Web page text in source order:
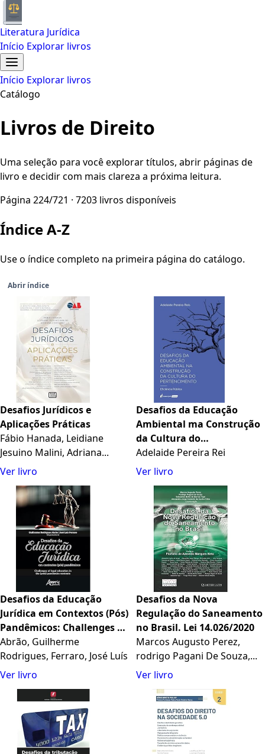
Literatura Jurídica
Início Explorar livros
Início Explorar livros
Catálogo
Livros de Direito
Uma seleção para você explorar títulos, abrir páginas de
livro e decidir com mais clareza a próxima leitura.
Página 224/721 · 7203 livros disponíveis
Índice A-Z
Use o índice completo na primeira página do catálogo.
Abrir índice
Desafios Jurídicos e
Aplicações Práticas
Fábio Hanada, Leidiane
Jesuino Malini, Adriana...
Ver livro
Desafios da Educação
Ambiental ma Construção
da Cultura do
Pertencimento - 2025
Adelaide Pereira Rei
Ver livro
Desafios da Educação
Jurídica em Contextos (Pós)
Pandêmicos: Challenges of
Legal Education in The
(Post) Pandemics Contexts
Abrão, Guilherme
Rodrigues, Ferraro, José Luís
Ver livro
Desafios da Nova
Regulação do Saneamento
no Brasil. Lei 14.026/2020
Marcos Augusto Perez,
rodrigo Pagani De Souza,...
Ver livro